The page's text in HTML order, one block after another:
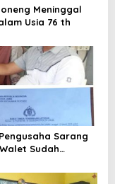
Meninggal
Usia 76 th
Sarang
Sudah
Polda Jambi